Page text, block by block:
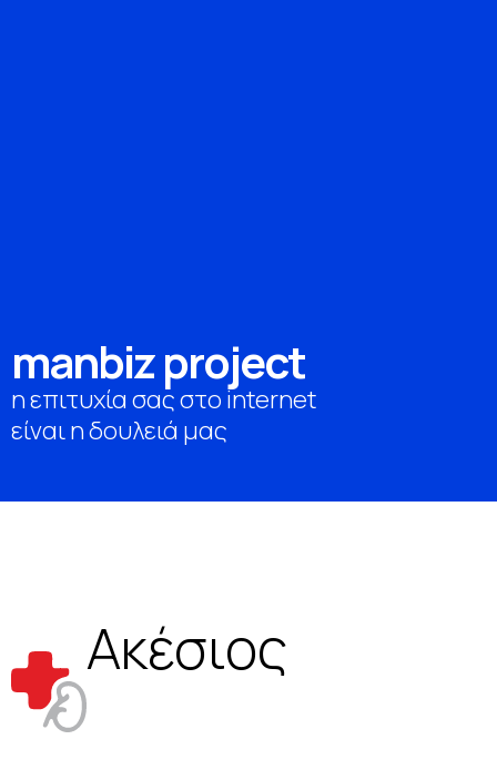
manbizproject
η επιτυχία σας στο internet
είναι η δουλειά μας
Ακέσιος